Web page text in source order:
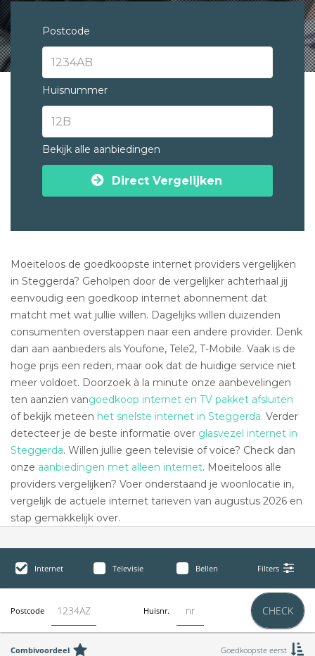
Postcode
Huisnummer
Bekijk alle aanbiedingen
Direct Vergelijken
Moeiteloos de goedkoopste internet providers vergelijken
in Steggerda? Geholpen door de vergelijker achterhaal jij
eenvoudig een goedkoop internet abonnement dat
matcht met wat jullie willen. Dagelijks willen duizenden
consumenten overstappen naar een andere provider. Denk
dan aan aanbieders als Youfone, Tele2, T-Mobile. Vaak is de
hoge prijs een reden, maar ook dat de huidige service niet
meer voldoet. Doorzoek à la minute onze aanbevelingen
ten aanzien vangoedkoop internet en TV pakket afsluiten
of bekijk meteen het snelste internet in Steggerda. Verder
detecteer je de beste informatie over glasvezel internet in
Steggerda. Willen jullie geen televisie of voice? Check dan
onze aanbiedingen met alleen internet. Moeiteloos alle
providers vergelijken? Voer onderstaand je woonlocatie in,
vergelijk de actuele internet tarieven van augustus 2026 en
stap gemakkelijk over.
Internet Televisie Bellen Filters
Postcode Huisnr. CHECK
Combivoordeel Goedkoopste eerst